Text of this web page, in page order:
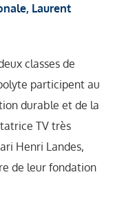
Laurent
classes de
participent au
durable et de la
TV très
Henri Landes,
de leur fondation